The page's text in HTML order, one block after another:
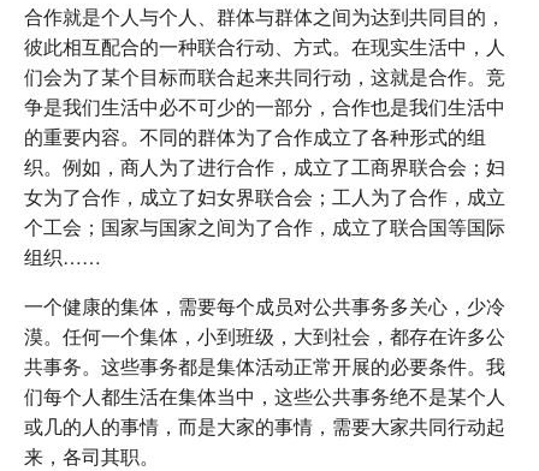
合作就是个人与个人、群体与群体之间为达到共同目的，
彼此相互配合的一种联合行动、方式。在现实生活中，人
们会为了某个目标而联合起来共同行动，这就是合作。竞
争是我们生活中必不可少的一部分，合作也是我们生活中
的重要内容。不同的群体为了合作成立了各种形式的组
织。例如，商人为了进行合作，成立了工商界联合会；妇
女为了合作，成立了妇女界联合会；工人为了合作，成立
个工会；国家与国家之间为了合作，成立了联合国等国际
组织……
一个健康的集体，需要每个成员对公共事务多关心，少冷
漠。任何一个集体，小到班级，大到社会，都存在许多公
共事务。这些事务都是集体活动正常开展的必要条件。我
们每个人都生活在集体当中，这些公共事务绝不是某个人
或几的人的事情，而是大家的事情，需要大家共同行动起
来，各司其职。